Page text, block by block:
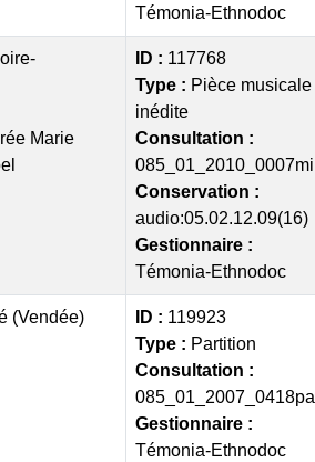
Témonia-Ethnodoc
Marie
ID : 117768
Type : Pièce musicale
inédite
Consultation :
085_01_2010_0007mi
Conservation :
audio:05.02.12.09(16)
Gestionnaire :
Témonia-Ethnodoc
(Vendée)
ID : 119923
Type : Partition
Consultation :
085_01_2007_0418pa
Gestionnaire :
Témonia-Ethnodoc